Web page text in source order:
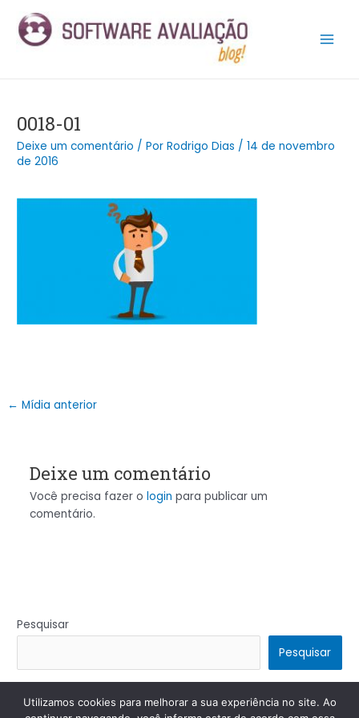
para
0018-01
Deixe um comentário / PorRodrigo Dias /14 de novembro
de 2016
navigation
← Mídia anterior
Deixe um comentário
Você precisa fazer o login para publicar um
comentário.
Pesquisar
Pesquisar
Copyright © 2026 | Powered by Tema Astra para WordPress
Utilizamos cookies para melhorar a sua experiência no site. Ao